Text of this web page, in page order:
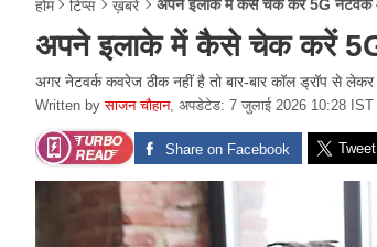
होम टिप्स ख़बरें अपने इलाके में कैसे चेक करें 5G नेटवर्क आ
अपने इलाके में कैसे चेक करें 5G
अगर नेटवर्क कवरेज ठीक नहीं है तो बार-बार कॉल ड्रॉप से
Written byसाजन चौहान, अपडेटेड: 7 जुलाई 2026 10:28 IST
Share on Facebook Tweet